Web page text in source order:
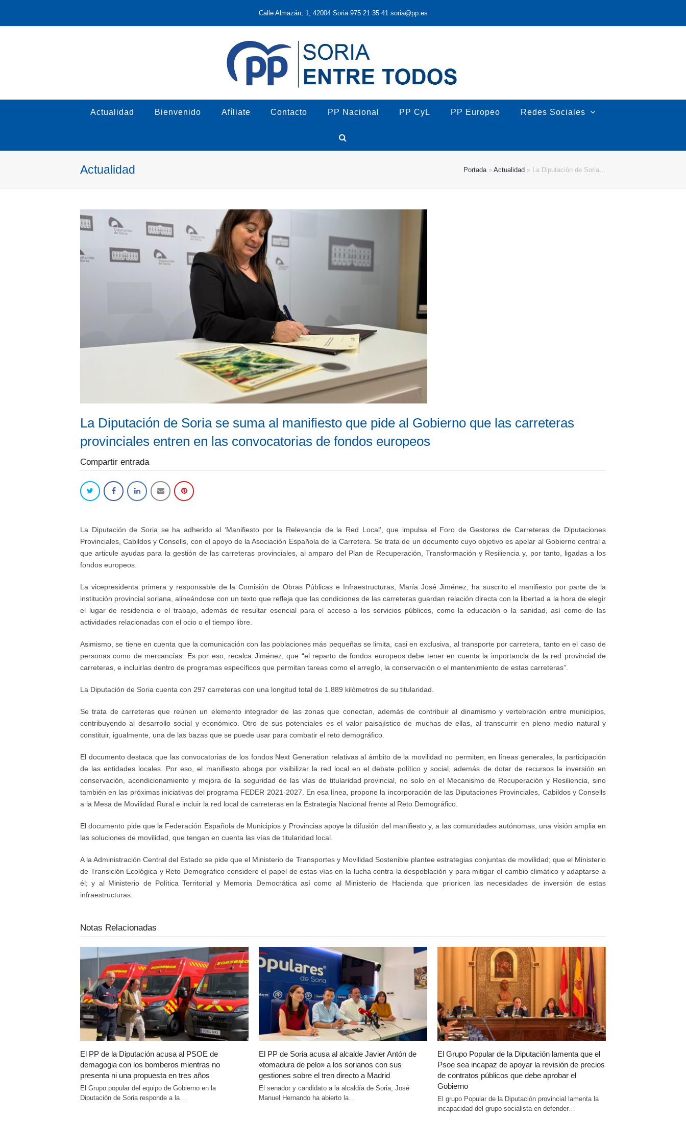
Calle Almazán, 1, 42004 Soria 975 21 35 41 soria@pp.es
Actualidad Bienvenido Afíliate Contacto PP Nacional PP CyL PP Europeo Redes Sociales
Actualidad Portada» Actualidad » La Diputación de Soria…
La Diputación de Soria se suma al manifiesto que pide al Gobierno que las carreteras
provinciales entren en las convocatorias de fondos europeos
Compartir entrada
La Diputación de Soria se ha adherido al ‘Manifiesto por la Relevancia de la Red Local’, que impulsa el Foro de Gestores de Carreteras de Diputaciones
Provinciales, Cabildos y Consells, con el apoyo de la Asociación Española de la Carretera. Se trata de un documento cuyo objetivo es apelar al Gobierno central a
que articule ayudas para la gestión de las carreteras provinciales, al amparo del Plan de Recuperación, Transformación y Resiliencia y, por tanto, ligadas a los
fondos europeos.
La vicepresidenta primera y responsable de la Comisión de Obras Públicas e Infraestructuras, María José Jiménez, ha suscrito el manifiesto por parte de la
institución provincial soriana, alineándose con un texto que refleja que las condiciones de las carreteras guardan relación directa con la libertad a la hora de elegir
el lugar de residencia o el trabajo, además de resultar esencial para el acceso a los servicios públicos, como la educación o la sanidad, así como de las
actividades relacionadas con el ocio o el tiempo libre.
Asimismo, se tiene en cuenta que la comunicación con las poblaciones más pequeñas se limita, casi en exclusiva, al transporte por carretera, tanto en el caso de
personas como de mercancías. Es por eso, recalca Jiménez, que “el reparto de fondos europeos debe tener en cuenta la importancia de la red provincial de
carreteras, e incluirlas dentro de programas específicos que permitan tareas como el arreglo, la conservación o el mantenimiento de estas carreteras”.
La Diputación de Soria cuenta con 297 carreteras con una longitud total de 1.889 kilómetros de su titularidad.
Se trata de carreteras que reúnen un elemento integrador de las zonas que conectan, además de contribuir al dinamismo y vertebración entre municipios,
contribuyendo al desarrollo social y económico. Otro de sus potenciales es el valor paisajístico de muchas de ellas, al transcurrir en pleno medio natural y
constituir, igualmente, una de las bazas que se puede usar para combatir el reto demográfico.
El documento destaca que las convocatorias de los fondos Next Generation relativas al ámbito de la movilidad no permiten, en líneas generales, la participación
de las entidades locales. Por eso, el manifiesto aboga por visibilizar la red local en el debate político y social, además de dotar de recursos la inversión en
conservación, acondicionamiento y mejora de la seguridad de las vías de titularidad provincial, no solo en el Mecanismo de Recuperación y Resiliencia, sino
también en las próximas iniciativas del programa FEDER 2021-2027. En esa línea, propone la incorporación de las Diputaciones Provinciales, Cabildos y Consells
a la Mesa de Movilidad Rural e incluir la red local de carreteras en la Estrategia Nacional frente al Reto Demográfico.
El documento pide que la Federación Española de Municipios y Provincias apoye la difusión del manifiesto y, a las comunidades autónomas, una visión amplia en
las soluciones de movilidad, que tengan en cuenta las vías de titularidad local.
A la Administración Central del Estado se pide que el Ministerio de Transportes y Movilidad Sostenible plantee estrategias conjuntas de movilidad; que el Ministerio
de Transición Ecológica y Reto Demográfico considere el papel de estas vías en la lucha contra la despoblación y para mitigar el cambio climático y adaptarse a
él; y al Ministerio de Política Territorial y Memoria Democrática así como al Ministerio de Hacienda que prioricen las necesidades de inversión de estas
infraestructuras.
Notas Relacionadas
El PP de la Diputación acusa al PSOE de
demagogia con los bomberos mientras no
presenta ni una propuesta en tres años
El Grupo popular del equipo de Gobierno en la
Diputación de Soria responde a la…
El PP de Soria acusa al alcalde Javier Antón de
«tomadura de pelo» a los sorianos con sus
gestiones sobre el tren directo a Madrid
El senador y candidato a la alcaldía de Soria, José
Manuel Hernando ha abierto la…
El Grupo Popular de la Diputación lamenta que el
Psoe sea incapaz de apoyar la revisión de precios
de contratos públicos que debe aprobar el
Gobierno
El grupo Popular de la Diputación provincial lamenta la
incapacidad del grupo socialista en defender…